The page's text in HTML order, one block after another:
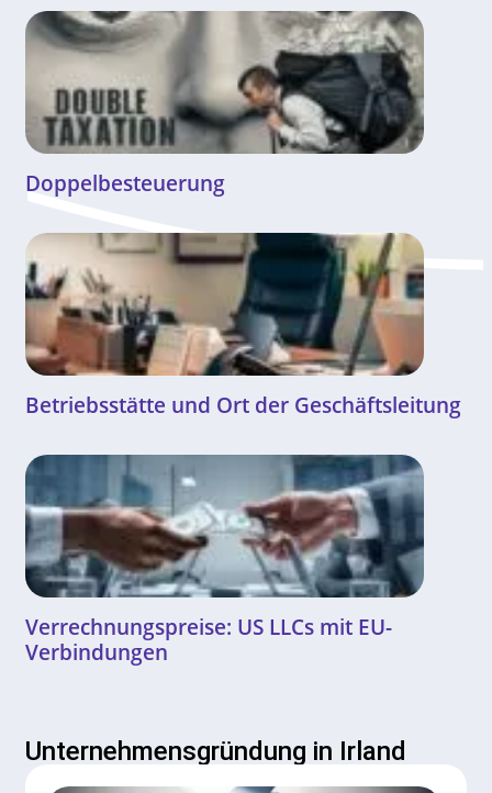
Doppelbesteuerung
Betriebsstätte und Ort der Geschäftsleitung
Verrechnungspreise: US LLCs mit EU-
Verbindungen
Unternehmensgründung in Irland